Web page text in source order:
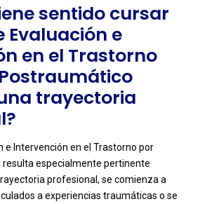
sentido cursar
Evaluación e
en el Trastorno
trayectoria
e Intervención en el Trastorno por
especialmente pertinente
profesional, se comienza a
a experiencias traumáticas o se